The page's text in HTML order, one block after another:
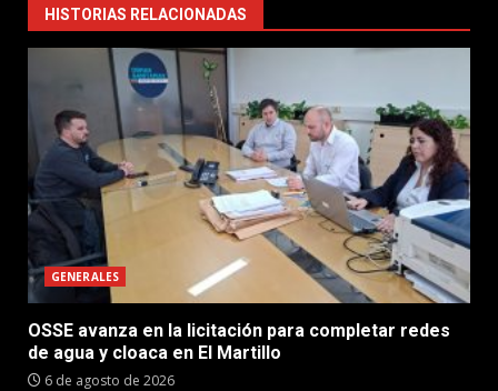
HISTORIAS RELACIONADAS
GENERALES
OSSE avanza en la licitación para completar redes
de agua y cloaca en El Martillo
6 de agosto de 2026